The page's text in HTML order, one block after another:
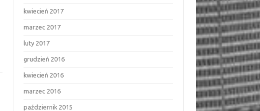
kwiecień 2017
marzec 2017
luty 2017
grudzień 2016
kwiecień 2016
marzec 2016
październik 2015